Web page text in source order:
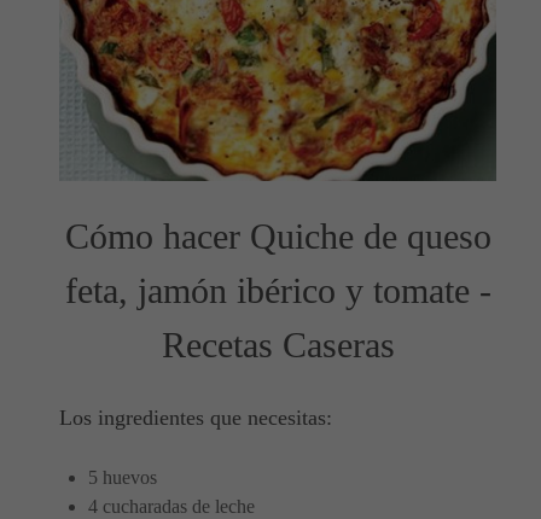
Cómo hacer Quiche de queso
feta, jamón ibérico y tomate -
Recetas Caseras
Los ingredientes que necesitas:
5 huevos
4 cucharadas de leche